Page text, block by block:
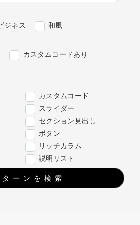
ジネス
和風
カスタムコードあり
カスタムコード
スライダー
セクション見出し
ボタン
リッチカラム
説明リスト
ターンを検索